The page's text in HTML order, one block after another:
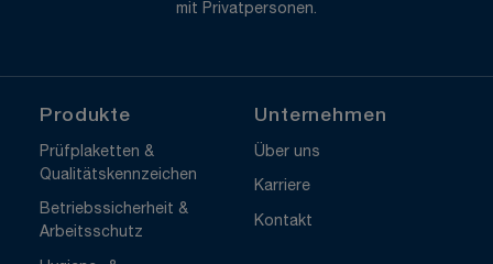
mit Privatpersonen.
Produkte
Prüfplaketten &
Qualitätskennzeichen
Betriebssicherheit &
Arbeitsschutz
Unternehmen
Über uns
Karriere
Kontakt